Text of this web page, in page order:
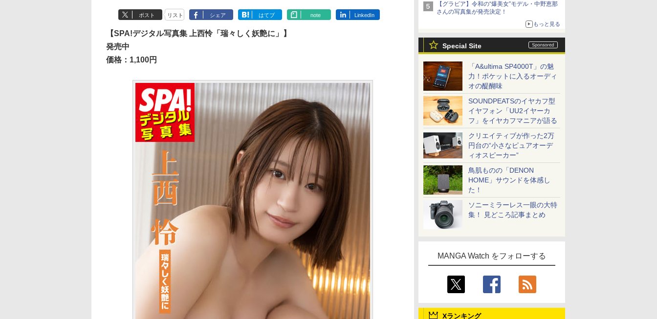
【グラビア】令和の“爆美女”モデル・中野恵那
さんの写真集が発売決定！
もっと見る
Special Site
「A&ultima SP4000T」の魅
力！ポケットに入るオーディ
オの醍醐味
SOUNDPEATSのイヤカフ型
イヤフォン「UU2イヤーカ
フ」をイヤカフマニアが語る
クリエイティブが作った2万
円台の“小さなピュアオーデ
ィオスピーカー”
鳥肌ものの「DENON
HOME」サウンドを体感し
た！
ソニーミラーレス一眼の大特
集！ 見どころ記事まとめ
MANGA Watch をフォローする
Xランキング
ポスト リスト シェア はてブ note LinkedIn
【SPA!デジタル写真集 上西怜「瑞々しく妖艶に」】
発売中
価格：1,100円